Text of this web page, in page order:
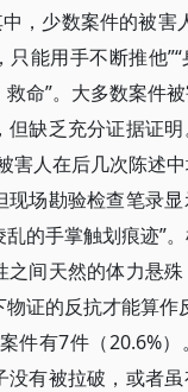
中，少数案件的被害
只能用手不断推他
命”。大多数案件
但缺乏充分证据证
害人在后几次陈述中
现场勘验检查笔录
的手掌触划痕迹”
之间天然的体力悬
证的反抗才能算作
件有7件（20.6%
没有被拉破，或者